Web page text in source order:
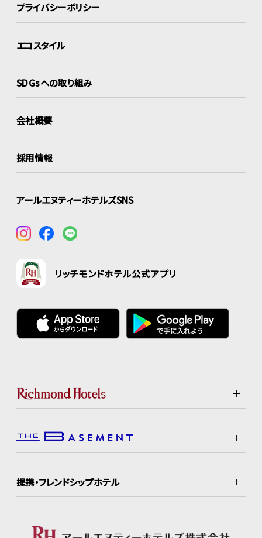
プライバシーポリシー
エコスタイル
SDGsへの取り組み
会社概要
採用情報
アールエヌティーホテルズSNS
リッチモンドホテル公式アプリ
提携・フレンドシップホテル